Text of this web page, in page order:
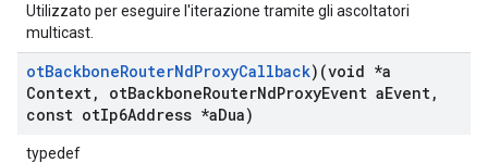
Utilizzato per eseguire l'iterazione tramite gli ascoltatori
multicast.
otBackboneRouterNdProxyCallback)(void *a
Context, otBackboneRouterNdProxyEvent aEvent,
const otIp6Address *aDua)
typedef